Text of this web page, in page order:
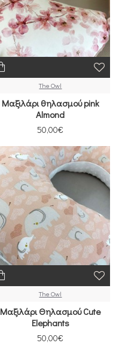
The Owl
Μαξιλάρι θηλασμού pink
Almond
50,00€
The Owl
Μαξιλάρι Θηλασμού Cute
Elephants
50,00€